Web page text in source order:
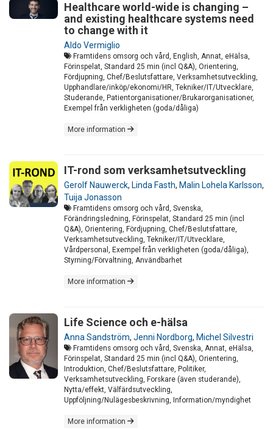
Healthcare world-wide is changing –
and existing healthcare systems need
to change with it
Aldo Vermiglio
Framtidens omsorg och vård, English, Annat, eHälsa,
Förinspelat, Standard 25 min (incl Q&A), Orientering,
Fördjupning, Chef/Beslutsfattare, Verksamhetsutveckling,
Upphandlare/inköp/ekonomi/HR, Tekniker/IT/Utvecklare,
Studerande, Patientorganisationer/Brukarorganisationer,
Exempel från verkligheten (goda/dåliga)
More information
IT-rond som verksamhetsutveckling
Gerolf Nauwerck, Linda Fasth, Malin Lohela Karlsson,
Tuija Jonasson
Framtidens omsorg och vård, Svenska,
Förändringsledning, Förinspelat, Standard 25 min (incl
Q&A), Orientering, Fördjupning, Chef/Beslutsfattare,
Verksamhetsutveckling, Tekniker/IT/Utvecklare,
Vårdpersonal, Exempel från verkligheten (goda/dåliga),
Styrning/Förvaltning, Användbarhet
More information
Life Science och e-hälsa
Anna Sandström, Jenni Nordborg, Michel Silvestri
Framtidens omsorg och vård, Svenska, Annat, eHälsa,
Förinspelat, Standard 25 min (incl Q&A), Orientering,
Introduktion, Chef/Beslutsfattare, Politiker,
Verksamhetsutveckling, Forskare (även studerande),
Nytta/effekt, Välfärdsutveckling,
Uppföljning/Nulägesbeskrivning, Information/myndighet
More information